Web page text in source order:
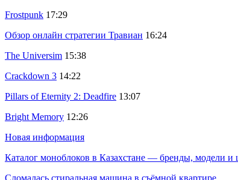
Frostpunk 17:29
Обзор онлайн стратегии Травиан 16:24
The Universim 15:38
Crackdown 3 14:22
Pillars of Eternity 2: Deadfire 13:07
Bright Memory 12:26
Новая информация
Каталог моноблоков в Казахстане — бренды, модели и
Сломалась стиральная машина в съёмной квартире